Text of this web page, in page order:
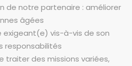
de notre partenaire : améliorer
âgées
exigeant(e) vis-à-vis de son
responsabilités
traiter des missions variées,